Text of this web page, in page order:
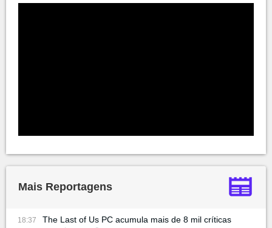
Mais Reportagens
18:37
The Last of Us PC acumula mais de 8 mil críticas